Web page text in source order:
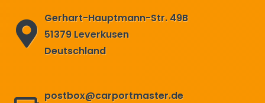
Gerhart-Hauptmann-Str. 49B
51379 Leverkusen
Deutschland
postbox@carportmaster.de